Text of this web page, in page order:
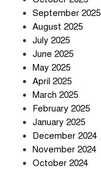
September 2025
August 2025
July 2025
June 2025
May 2025
April 2025
March 2025
February 2025
January 2025
December 2024
November 2024
October 2024